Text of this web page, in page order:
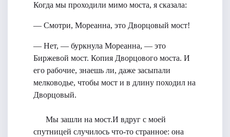
Когда мы проходили мимо моста, я сказала:
— Смотри, Мореанна, это Дворцовый мост!
— Нет, — буркнула Мореанна, — это
Биржевой мост. Копия Дворцового моста. И
его рабочие, знаешь ли, даже засыпали
мелководье, чтобы мост и в длину походил на
Дворцовый.
Мы зашли на мост.И вдруг с моей
спутницей случилось что-то странное: она